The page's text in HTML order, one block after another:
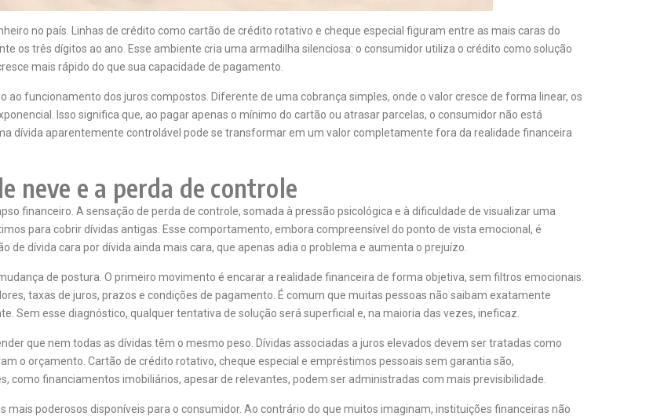
no país. Linhas de crédito como cartão de crédito rotativo e cheque especial figuram entre as mais caras do
os três dígitos ao ano. Esse ambiente cria uma armadilha silenciosa: o consumidor utiliza o crédito como solução
mais rápido do que sua capacidade de pagamento.
ao funcionamento dos juros compostos. Diferente de uma cobrança simples, onde o valor cresce de forma linear, os
Isso significa que, ao pagar apenas o mínimo do cartão ou atrasar parcelas, o consumidor não está
dívida aparentemente controlável pode se transformar em um valor completamente fora da realidade financeira
neve e a perda de controle
financeiro. A sensação de perda de controle, somada à pressão psicológica e à dificuldade de visualizar uma
para cobrir dívidas antigas. Esse comportamento, embora compreensível do ponto de vista emocional, é
dívida cara por dívida ainda mais cara, que apenas adia o problema e aumenta o prejuízo.
de postura. O primeiro movimento é encarar a realidade financeira de forma objetiva, sem filtros emocionais.
taxas de juros, prazos e condições de pagamento. É comum que muitas pessoas não saibam exatamente
Sem esse diagnóstico, qualquer tentativa de solução será superficial e, na maioria das vezes, ineficaz.
que nem todas as dívidas têm o mesmo peso. Dívidas associadas a juros elevados devem ser tratadas como
o orçamento. Cartão de crédito rotativo, cheque especial e empréstimos pessoais sem garantia são,
como financiamentos imobiliários, apesar de relevantes, podem ser administradas com mais previsibilidade.
poderosos disponíveis para o consumidor. Ao contrário do que muitos imaginam, instituições financeiras não